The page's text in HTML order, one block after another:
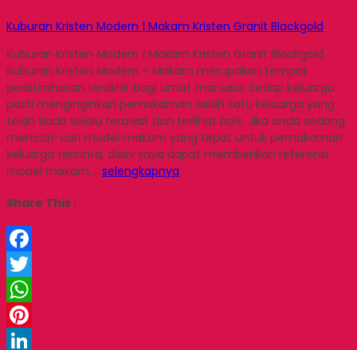
Kuburan Kristen Modern | Makam Kristen Granit Blackgold
Kuburan Kristen Modern | Makam Kristen Granit Blackgold
Kuburan Kristen Modern – Makam merupakan tempat
peristirahatan terakhir bagi umat manusia. Setiap keluarga
pasti menginginkan pemakaman salah satu keluarga yang
telah tiada selalu terawat dan terlihat baik. Jika anda sedang
mencari-cari model makam yang tepat untuk pemakaman
keluarga tercinta, disini saya dapat memberikan referensi
model makam…. selengkapnya
Share This :
Facebook
Twitter
WhatsApp
Pinterest